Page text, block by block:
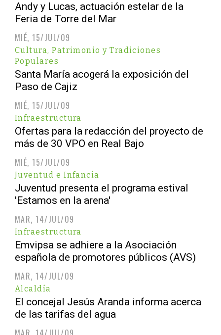
Andy y Lucas, actuación estelar de la
Feria de Torre del Mar
MIÉ, 15/JUL/09
Cultura, Patrimonio y Tradiciones
Populares
Santa María acogerá la exposición del
Paso de Cajiz
MIÉ, 15/JUL/09
Infraestructura
Ofertas para la redacción del proyecto de
más de 30 VPO en Real Bajo
MIÉ, 15/JUL/09
Juventud e Infancia
Juventud presenta el programa estival
'Estamos en la arena'
MAR, 14/JUL/09
Infraestructura
Emvipsa se adhiere a la Asociación
española de promotores públicos (AVS)
MAR, 14/JUL/09
Alcaldía
El concejal Jesús Aranda informa acerca
de las tarifas del agua